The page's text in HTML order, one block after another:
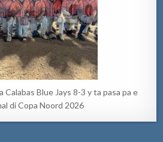
Calabas Blue Jays 8-3 y ta pasa pa e
di Copa Noord 2026